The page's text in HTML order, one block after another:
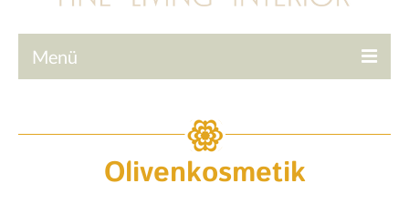
Menü
Olivenkosmetik